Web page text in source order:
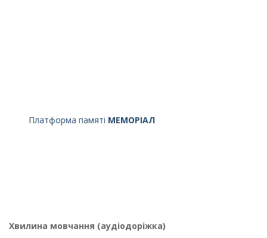
Платформа памяті МЕМОРІАЛ
Хвилина мовчання (аудіодоріжка)